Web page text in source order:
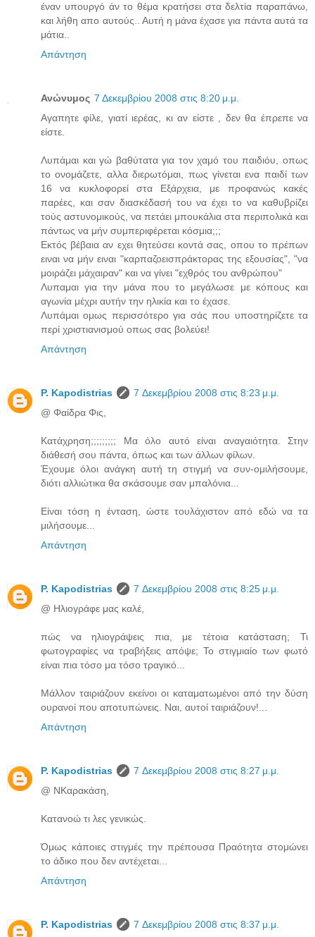
έναν υπουργό άν το θέμα κρατήσει στα δελτία παραπάνω,
και λήθη απο αυτούς.. Αυτή η μάνα έχασε για πάντα αυτά τα
μάτια..
Απάντηση
Ανώνυμος 7 Δεκεμβρίου 2008 στις 8:20 μ.μ.
Aγαπητε φίλε, γιατί ιερέας, κι αν είστε , δεν θα έπρεπε να
είστε.
Λυπάμαι και γώ βαθύτατα για τον χαμό του παιδιόυ, οπως
το ονομάζετε, αλλα διερωτόμαι, πως γίνεται ενα παιδί των
16 να κυκλοφορεί στα Εξάρχεια, με προφανώς κακές
παρέες, και σαν διασκέδασή του να έχει το να καθυβρίζει
τούς αστυνομικούς, να πετάει μπουκάλια στα περιπολικά και
πάντως να μήν συμπεριφέρεται κόσμια;;;
Εκτός βέβαια αν εχει θητεύσει κοντά σας, οπου το πρέπων
ειναι να μήν ειναι "καρπαζοεισπράκτορας της εξουσίας", "να
μοιράζει μάχαιραν" και να γίνει "εχθρός του ανθρώπου"
Λυπαμαι για την μάνα που το μεγάλωσε με κόπους και
αγωνία μέχρι αυτήν την ηλικία και το έχασε.
Λυπάμαι ομως περισσότερο για σάς που υποστηρίζετε τα
περί χριστιανισμού οπως σας βολεύει!
Απάντηση
P. Kapodistrias
7 Δεκεμβρίου 2008 στις 8:23 μ.μ.
@ Φαίδρα Φις,
Κατάχρηση;;;;;;;;; Μα όλο αυτό είναι αναγαιότητα. Στην
διάθεσή σου πάντα, όπως και των άλλων φίλων.
Έχουμε όλοι ανάγκη αυτή τη στιγμή να συν-ομιλήσουμε,
διότι αλλιώτικα θα σκάσουμε σαν μπαλόνια...
Είναι τόση η ένταση, ώστε τουλάχιστον από εδώ να τα
μιλήσουμε...
Απάντηση
P. Kapodistrias
7 Δεκεμβρίου 2008 στις 8:25 μ.μ.
@ Ηλιογράφε μας καλέ,
πώς να ηλιογράψεις πια, με τέτοια κατάσταση; Τι
φωτογραφίες να τραβήξεις απόψε; Το στιγμιαίο των φωτό
είναι πια τόσο μα τόσο τραγικό...
Μάλλον ταιριάζουν εκείνοι οι καταματωμένοι από την δύση
ουρανοί που αποτυπώνεις. Ναι, αυτοί ταιριάζουν!...
Απάντηση
P. Kapodistrias
7 Δεκεμβρίου 2008 στις 8:27 μ.μ.
@ ΝΚαρακάση,
Κατανοώ τι λες γενικώς.
Όμως κάποιες στιγμές την πρέπουσα Πραότητα στομώνει
το άδικο που δεν αντέχεται...
Απάντηση
P. Kapodistrias
7 Δεκεμβρίου 2008 στις 8:37 μ.μ.